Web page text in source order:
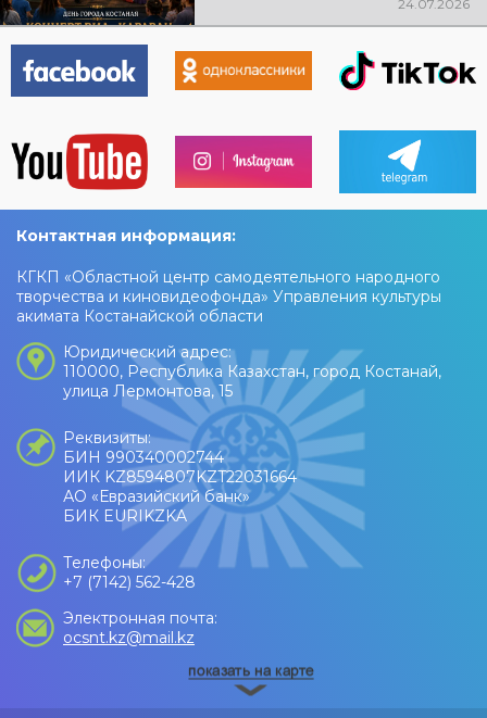
ждут любимые песни, живая
музыка, яркие эмоции и
праздничное настроение!
24.07.2026
Контактная информация:
КГКП «Областной центр самодеятельного народного
творчества и киновидеофонда» Управления культуры
акимата Костанайской области
Юридический адрес:
110000, Республика Казахстан, город Костанай,
улица Лермонтова, 15
Реквизиты:
БИН 990340002744
ИИК KZ8594807KZT22031664
АО «Евразийский банк»
БИК EURIKZKA
Телефоны:
+7 (7142) 562-428
Электронная почта:
ocsnt.kz@mail.kz